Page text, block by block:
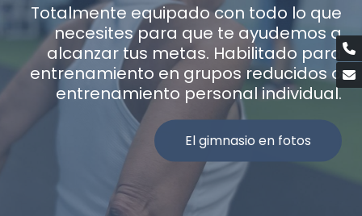
Totalmente equipado con todo lo que
necesites para que te ayudemos a
alcanzar tus metas. Habilitado para
entrenamiento en grupos reducidos o
entrenamiento personal individual.
El gimnasio en fotos